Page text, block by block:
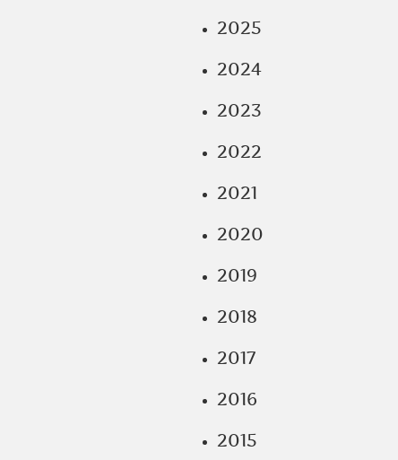
2025
2024
2023
2022
2021
2020
2019
2018
2017
2016
2015